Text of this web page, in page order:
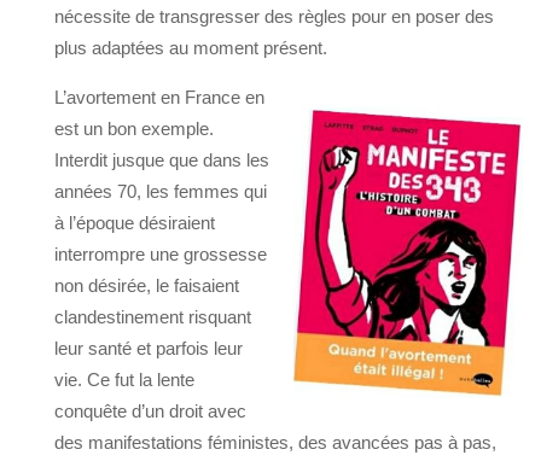
nécessite de transgresser des règles pour en poser des
plus adaptées au moment présent.
L’avortement en France en
est un bon exemple.
Interdit jusque que dans les
années 70, les femmes qui
à l’époque désiraient
interrompre une grossesse
non désirée, le faisaient
clandestinement risquant
leur santé et parfois leur
vie. Ce fut la lente
conquête d’un droit avec
des manifestations féministes, des avancées pas à pas,